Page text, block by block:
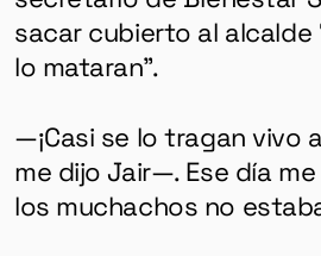
sacar cubierto al alcalde
lo mataran”.
—¡Casi se lo tragan vivo
me dijo Jair—. Ese día
los muchachos no